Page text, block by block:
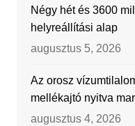
Négy hét és 3600
helyreállítási alap
augusztus 5, 2026
Az orosz
mellékajtó nyitva
augusztus 4, 2026